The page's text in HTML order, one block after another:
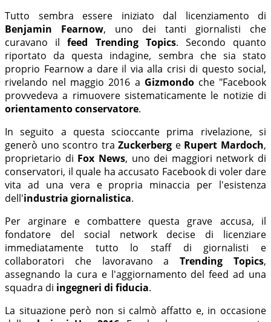
Tutto sembra essere iniziato dal licenziamento di
Benjamin Fearnow, uno dei tanti giornalisti che
curavano ilfeed Trending Topics. Secondo quanto
riportato da questa indagine, sembra che sia stato
proprio Fearnow a dare il via alla crisi di questo social,
rivelando nel maggio 2016 a Gizmondoche "Facebook
provvedeva a rimuovere sistematicamente le notizie di
orientamento conservatore.
In seguito a questa scioccante prima rivelazione, si
generò uno scontro traZuckerberg e Rupert Mardoch,
proprietario di Fox News, uno dei maggiori network di
conservatori, il quale ha accusato Facebook di voler dare
vita ad una vera e propria minaccia per l'esistenza
dell'industria giornalistica.
Per arginare e combattere questa grave accusa, il
fondatore del social network decise di licenziare
immediatamente tutto lo staff di giornalisti e
collaboratori che lavoravano aTrending Topics,
assegnando la cura e l'aggiornamento del feed ad una
squadra di ingegneri di fiducia.
La situazione però non si calmò affatto e, in occasione